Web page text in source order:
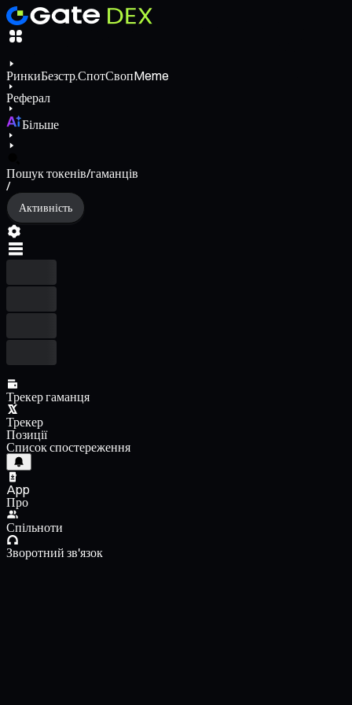
РинкиБезстр.СпотСвопMeme
Реферал
Більше
Пошук токенів/гаманців
/
Активність
Трекер гаманця
Трекер
Позиції
Список спостереження
App
Про
Спільноти
Зворотний зв'язок